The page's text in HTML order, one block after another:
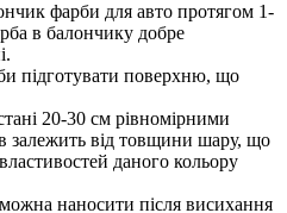
фарби для авто протягом 1-
в балончику добре
підготувати поверхню, що
20-30 см рівномірними
залежить від товщини шару, що
даного кольору
наносити після висихання